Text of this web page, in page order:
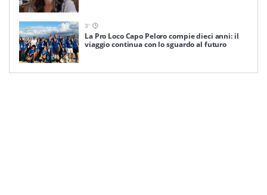
3'
La Pro Loco Capo Peloro compie dieci anni: il
viaggio continua con lo sguardo al futuro